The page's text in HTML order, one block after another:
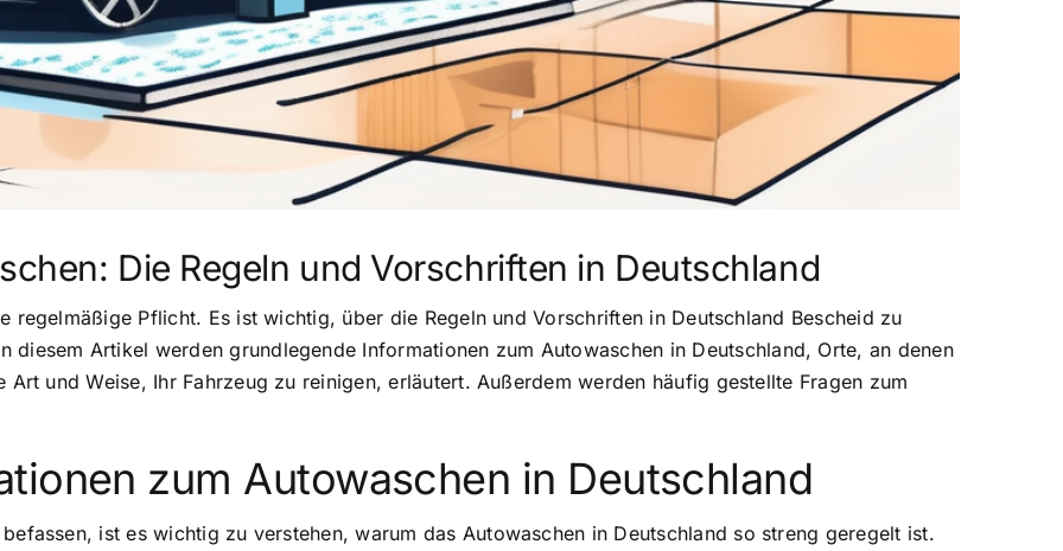
Die Regeln und Vorschriften in Deutschland
regelmäßige Pflicht. Es ist wichtig, über die Regeln und Vorschriften in Deutschland Bescheid zu
diesem Artikel werden grundlegende Informationen zum Autowaschen in Deutschland, Orte, an denen
und Weise, Ihr Fahrzeug zu reinigen, erläutert. Außerdem werden häufig gestellte Fragen zum
zum Autowaschen in Deutschland
ist es wichtig zu verstehen, warum das Autowaschen in Deutschland so streng geregelt ist.